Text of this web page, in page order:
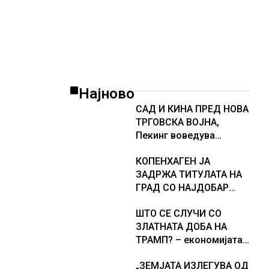
Најново
САД И КИНА ПРЕД НОВА
ТРГОВСКА ВОЈНА,
Пекинг воведува
американски компании
и организации
КОПЕНХАГЕН ЈА
ЗАДРЖА ТИТУЛАТА НА
ГРАД СО НАЈДОБАР
градовите со најниско
рангирање
продолжуваат да бидат
ШТО СЕ СЛУЧИ СО
ЗЛАТНАТА ДОБА НА
ТРАМП? – економијата
најавениот забрзан
„ЗЕМЈАТА ИЗЛЕГУВА ОД